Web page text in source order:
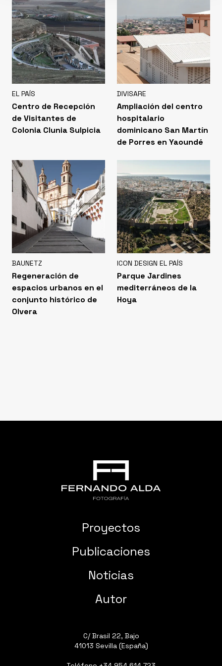
EL PAÍS
Centro de Recepción
de Visitantes de
Colonia Clunia Sulpicia
DIVISARE
Ampliación del centro
hospitalario
dominicano San Martín
de Porres en Yaoundé
BAUNETZ
Regeneración de
espacios urbanos en el
conjunto histórico de
Olvera
ICON DESIGN EL PAÍS
Parque Jardines
mediterráneos de la
Hoya
Proyectos
Publicaciones
Noticias
Autor
C/ Brasil 22, Bajo
41013 Sevilla (España)